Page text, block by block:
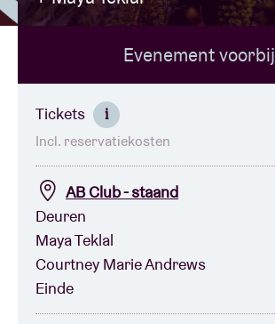
BRDCST
ABtv
Concertcheque
Over AB
Evenement voorbij
Tickets i
Incl. reservatiekosten
AB Club - staand
Deuren
Maya Teklal
Courtney Marie Andrews
Einde